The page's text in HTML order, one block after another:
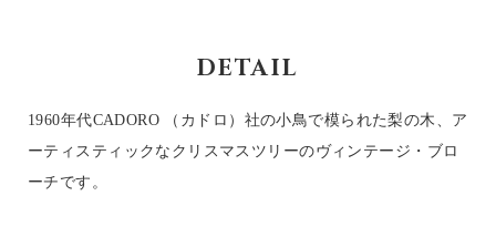
DETAIL
1960年代CADORO （カドロ）社の小鳥で模られた梨の木、ア
ーティスティックなクリスマスツリーのヴィンテージ・ブロ
ーチです。